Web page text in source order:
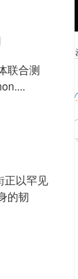
联合测
正以罕见
的韧